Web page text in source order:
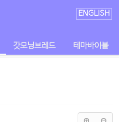
ENGLISH
갓모닝브레드 테마바이블